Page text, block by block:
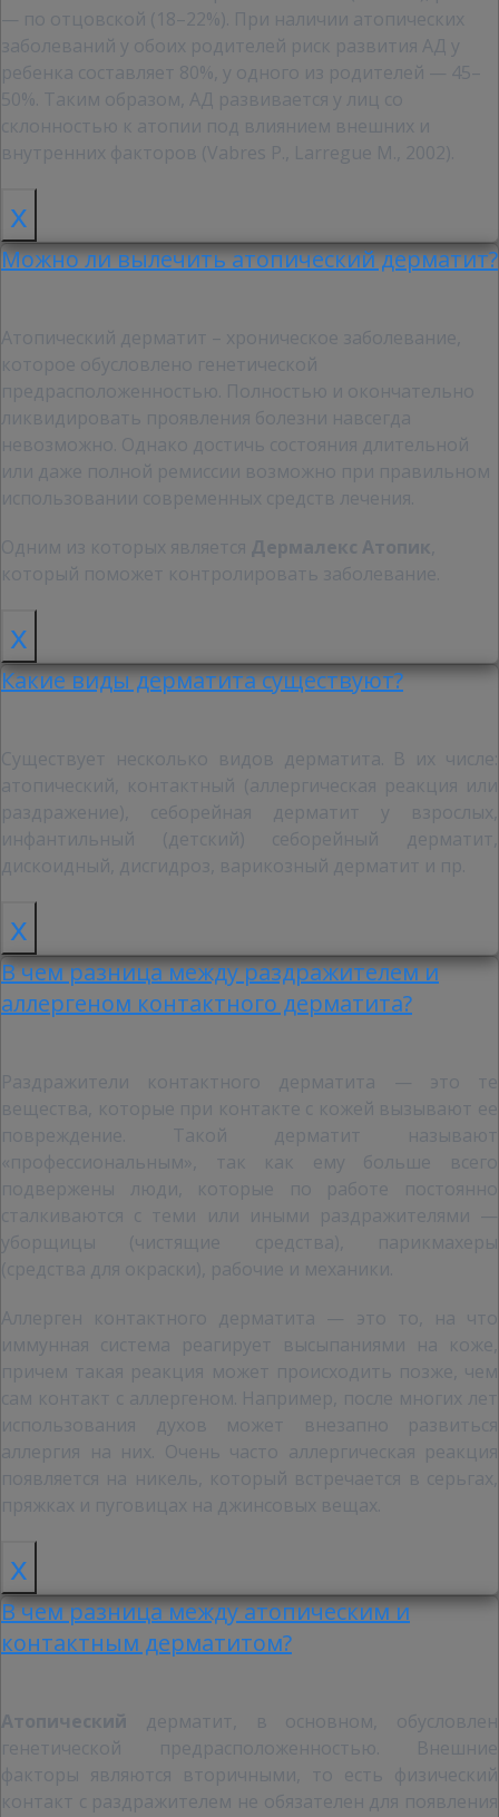
— по отцовской (18–22%). При наличии атопических
заболеваний у обоих родителей риск развития АД у
ребенка составляет 80%, у одного из родителей — 45–
50%. Таким образом, АД развивается у лиц со
склонностью к атопии под влиянием внешних и
внутренних факторов (Vabres P., Larregue M., 2002).
x
Можно ли вылечить атопический дерматит?
Атопический дерматит – хроническое заболевание,
которое обусловлено генетической
предрасположенностью. Полностью и окончательно
ликвидировать проявления болезни навсегда
невозможно. Однако достичь состояния длительной
или даже полной ремиссии возможно при правильном
использовании современных средств лечения.
Одним из которых является Дермалекс Атопик
который поможет контролировать заболевание.
x
Какие виды дерматита существуют?
Существует несколько видов дерматита. В их числе:
атопический, контактный (аллергическая реакция или
раздражение), себорейная дерматит у взрослых,
инфантильный (детский) себорейный дерматит,
дискоидный, дисгидроз, варикозный дерматит и пр.
x
В чем разница между раздражителем и
аллергеном контактного дерматита?
Раздражители контактного дерматита — это те
вещества, которые при контакте с кожей вызывают ее
повреждение. Такой дерматит называют
«профессиональным», так как ему больше всего
подвержены люди, которые по работе постоянно
сталкиваются с теми или иными раздражителями —
уборщицы (чистящие средства), парикмахеры
(средства для окраски), рабочие и механики.
Аллерген контактного дерматита — это то, на что
иммунная система реагирует высыпаниями на коже,
причем такая реакция может происходить позже, чем
сам контакт с аллергеном. Например, после многих лет
использования духов может внезапно развиться
аллергия на них. Очень часто аллергическая реакция
появляется на никель, который встречается в серьгах,
пряжках и пуговицах на джинсовых вещах.
x
В чем разница между атопическим и
контактным дерматитом?
Атопический дерматит, в основном, обусловлен
генетической предрасположенностью. Внешние
факторы являются вторичными, то есть физический
контакт с раздражителем не обязателен для появления